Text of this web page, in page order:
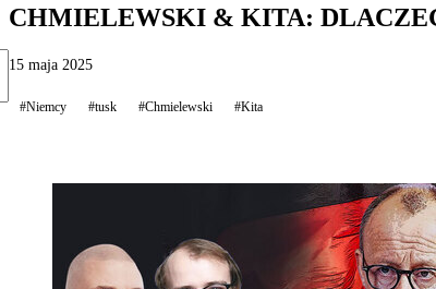
CHMIELEWSKI & KITA:
15 maja 2025
#Niemcy #tusk #Chmielewski #Kita